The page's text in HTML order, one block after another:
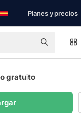
Planes y precios
gratuito